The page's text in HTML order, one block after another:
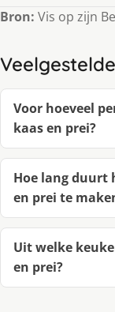
Bron: Vis op zijn
Voor hoeveel
kaas en prei?
Hoe lang duurt
en prei te
Uit welke
en prei?